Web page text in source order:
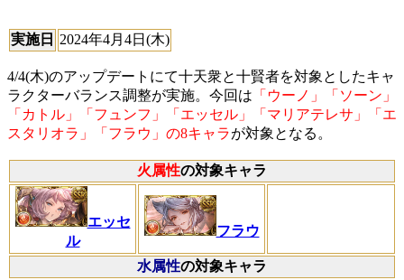
実施日 2024年4月4日(木)
4/4(木)のアップデートにて十天衆と十賢者を対象としたキャ
ラクターバランス調整が実施。今回は 「ウーノ」「ソーン」
「カトル」「フュンフ」「エッセル」「マリアテレサ」「エ
スタリオラ」「フラウ」の8キャラが対象となる。
火属性の対象キャラ
エッセ
ル
フラウ
水属性の対象キャラ